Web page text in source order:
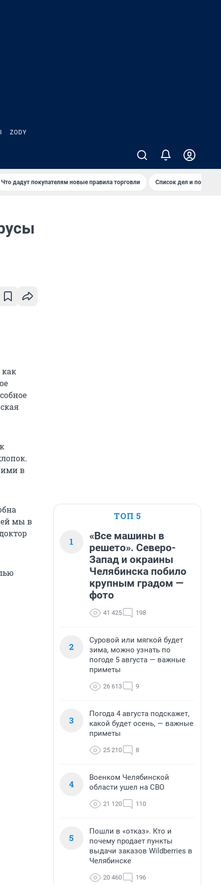
ZODY
Что дадут покупателям новые правила торговли Список дел и покупок
как
в
ей мы в
ТОП 5
1
«Все машины в
решето». Северо-
Запад и окраины
Челябинска побило
крупным градом —
фото
41 425 198
2
Суровой или мягкой будет
зима, можно узнать по
погоде 5 августа — важные
приметы
26 613 9
3
Погода 4 августа подскажет,
какой будет осень, — важные
приметы
25 210 8
4
Военком Челябинской
области ушел на СВО
21 120 110
5
Пошли в «отказ». Кто и
почему продает пункты
выдачи заказов Wildberries в
Челябинске
20 460 196